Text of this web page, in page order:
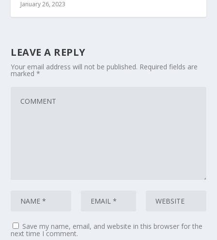
January 26, 2023
LEAVE A REPLY
Your email address will not be published. Required fields are
marked*
Save my name, email, and website in this browser for the
next time I comment.